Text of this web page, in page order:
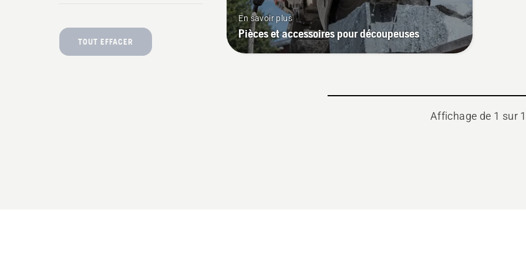
TOUT EFFACER
En savoir plus
Pièces et accessoires pour découpeuses
Affichage de 1 sur 1